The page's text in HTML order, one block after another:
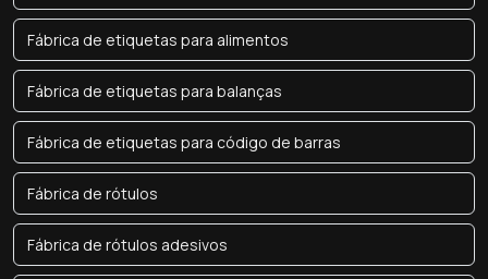
Fábrica de etiquetas para alimentos
Fábrica de etiquetas para balanças
Fábrica de etiquetas para código de barras
Fábrica de rótulos
Fábrica de rótulos adesivos